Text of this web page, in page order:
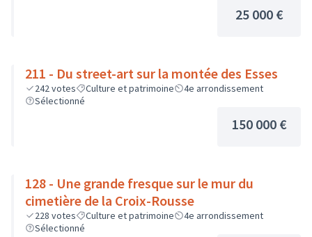
25 000 €
211 - Du street-art sur la montée des Esses
242votes Culture et patrimoine
4e arrondissement
Sélectionné
150 000 €
128 - Une grande fresque sur le mur du
cimetière de la Croix-Rousse
228 votes Culture et patrimoine
4e arrondissement
Sélectionné